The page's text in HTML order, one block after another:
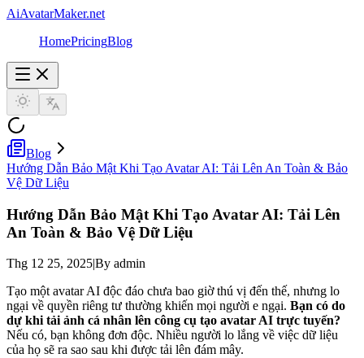
AiAvatarMaker.net
HomePricingBlog
Blog
Hướng Dẫn Bảo Mật Khi Tạo Avatar AI: Tải Lên An Toàn & Bảo
Vệ Dữ Liệu
Hướng Dẫn Bảo Mật Khi Tạo Avatar AI: Tải Lên
An Toàn & Bảo Vệ Dữ Liệu
Thg 12 25, 2025|By admin
Tạo một avatar AI độc đáo chưa bao giờ thú vị đến thế, nhưng lo
ngại về quyền riêng tư thường khiến mọi người e ngại. Bạn có do
dự khi tải ảnh cá nhân lên công cụ tạo avatar AI trực tuyến?
Nếu có, bạn không đơn độc. Nhiều người lo lắng về việc dữ liệu
của họ sẽ ra sao sau khi được tải lên đám mây.